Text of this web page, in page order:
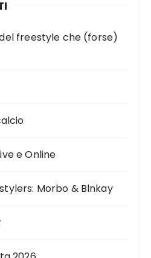
freestyle che (forse)
e Online
Morbo & Blnkay